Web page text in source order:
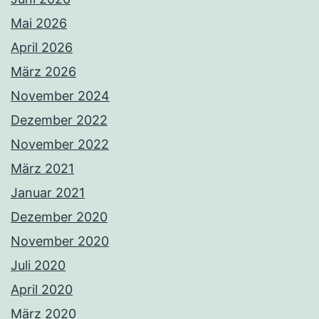
Mai 2026
April 2026
März 2026
November 2024
Dezember 2022
November 2022
März 2021
Januar 2021
Dezember 2020
November 2020
Juli 2020
April 2020
März 2020